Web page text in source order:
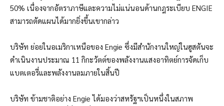
50% เนื่องจากอัตราภาษีและความไม่แน่นอนด้านกฎระเบียบ ENGIE
สามารถตัดแผนได้มากยิ่งขึ้นเขากล่าว
บริษัท ย่อยในอเมริกาเหนือของ Engie ซึ่งมีสำนักงานใหญ่ในฮูสตันจะ
ดำเนินงานประมาณ 11 กิกะวัตต์ของพลังงานแสงอาทิตย์การจัดเก็บ
แบตเตอรี่และพลังงานลมภายในสิ้นปี
บริษัท ข้ามชาติอย่าง Engie ได้มองว่าสหรัฐฯเป็นหนึ่งในสภาพ